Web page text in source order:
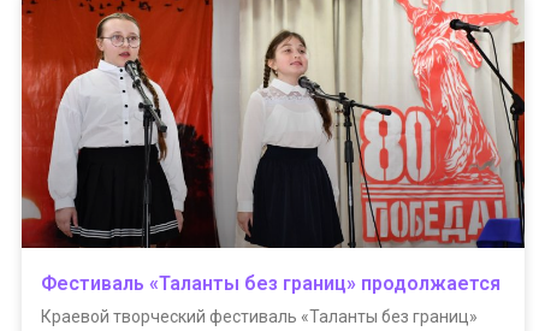
Фестиваль «Таланты без границ» продолжается
Краевой творческий фестиваль «Таланты без границ»